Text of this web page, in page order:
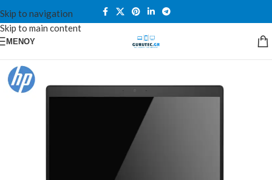
Skip to navigation
Skip to main content
ΜΕΝΟΎ